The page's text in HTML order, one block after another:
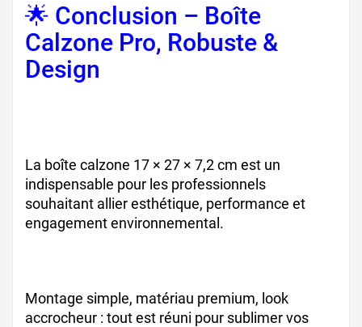
🌟 Conclusion – Boîte
Calzone Pro, Robuste &
Design
La boîte calzone 17 × 27 × 7,2 cm est un
indispensable pour les professionnels
souhaitant allier esthétique, performance et
engagement environnemental.
Montage simple, matériau premium, look
accrocheur : tout est réuni pour sublimer vos